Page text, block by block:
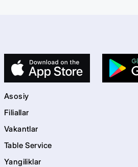
Asosiy
Filiallar
Vakantlar
Table Service
Yangiliklar